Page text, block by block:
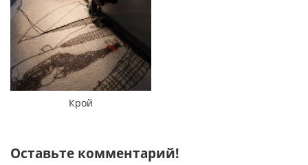
Крой
Оставьте комментарий!